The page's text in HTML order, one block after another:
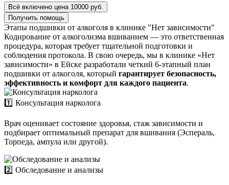
Всё включено цена 10000 руб.
Получить помощь
Этапы подшивки от алкоголя в клинике "Нет зависимости"
Кодирование от алкоголизма вшиванием — это ответственная
процедура, которая требует тщательной подготовки и
соблюдения протокола. В свою очередь, мы в клинике «Нет
зависимости» в Ейске разработали четкий 6-этапный план
подшивки от алкоголя, который гарантирует безопасность,
эффективность и комфорт для каждого пациента.
1️⃣ Консультация нарколога
Врач оценивает состояние здоровья, стаж зависимости и
подбирает оптимальный препарат для вшивания (Эспераль,
Торпеда, ампула или другой).
2️⃣ Обследование и анализы